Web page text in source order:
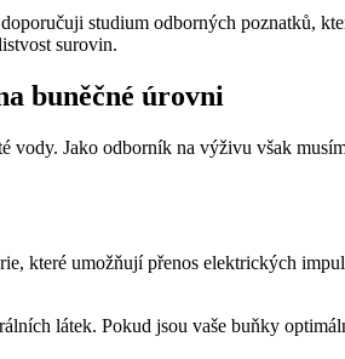
studium odborných poznatků,
surovin.
buněčné úrovni
Jako odborník na výživu však
které umožňují přenos elektrických
látek. Pokud jsou vaše buňky